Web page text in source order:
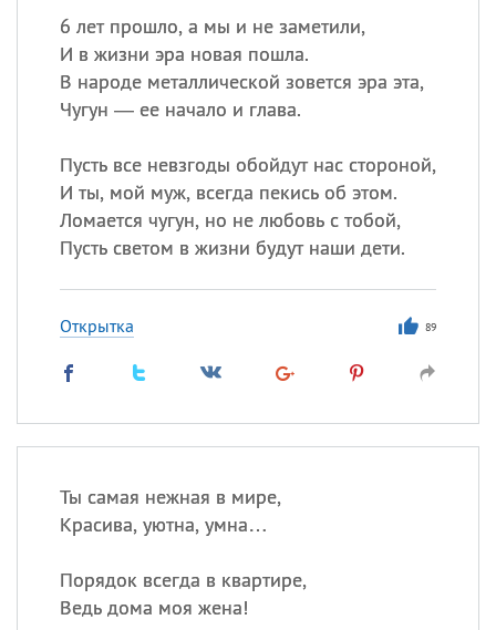
6 лет прошло, а мы и не заметили,
И в жизни эра новая пошла.
В народе металлической зовется эра эта,
Чугун — ее начало и глава.
Пусть все невзгоды обойдут нас стороной,
И ты, мой муж, всегда пекись об этом.
Ломается чугун, но не любовь с тобой,
Пусть светом в жизни будут наши дети.
Открытка 89
Ты самая нежная в мире,
Красива, уютна, умна…
Порядок всегда в квартире,
Ведь дома моя жена!